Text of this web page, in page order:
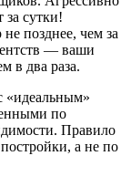
за сутки!
позднее, чем за
— ваши
в два раза.
«идеальным»
по
Правило
а не по